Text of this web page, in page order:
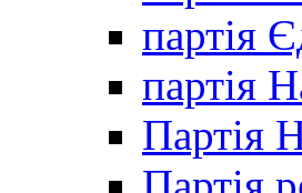
партія
партія
Партія